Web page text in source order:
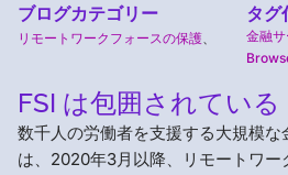
ブログカテゴリー
リモートワークフォースの保護
タグ
金融サ
FSI は包囲されている
数千人の労働者を支援する大規模な
は、2020年3月以降、リモートワ